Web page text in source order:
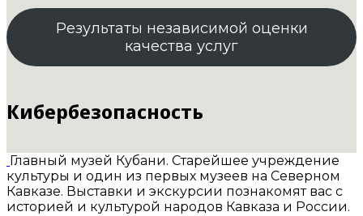
Результаты независимой оценки
качества услуг
Кибербезопасность
Главный музей Кубани. Старейшее учреждение
культуры и один из первых музеев на Северном
Кавказе. Выставки и экскурсии познакомят вас с
историей и культурой народов Кавказа и России.